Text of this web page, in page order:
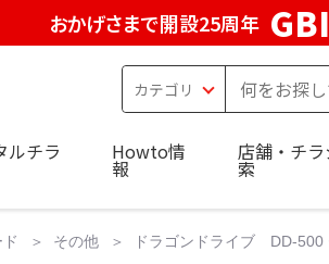
おかげさまで開設25周年
ルチラ Howto情
報
店舗・チ
索
その他 ドラゴンドライブ DD-500